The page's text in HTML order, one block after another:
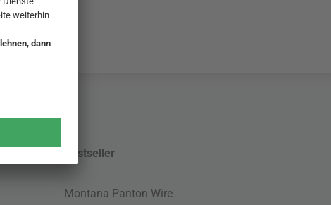
Bestseller
Montana Panton Wire